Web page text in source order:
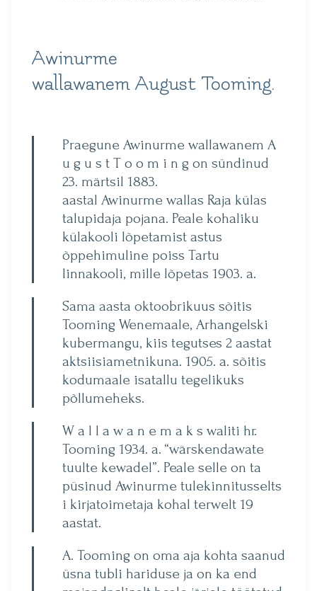
Awinurme
wallawanem August Tooming.
Praegune Awinurme wallawanem A
u g u s t T o o m i n g on sündinud
23. märtsil 1883.
aastal Awinurme wallas Raja külas
talupidaja pojana. Peale kohaliku
külakooli lõpetamist astus
õppehimuline poiss Tartu
linnakooli, mille lõpetas 1903. a.
Sama aasta oktoobrikuus sõitis
Tooming Wenemaale, Arhangelski
kubermangu, kiis tegutses 2 aastat
aktsiisiametnikuna. 1905. a. sõitis
kodumaale isatallu tegelikuks
põllumeheks.
W a l l a w a n e m a k s waliti hr.
Tooming 1934. a. “wärskendawate
tuulte kewadel”. Peale selle on ta
püsinud Awinurme tulekinnitusselts
i kirjatoimetaja kohal terwelt 19
aastat.
A. Tooming on oma aja kohta saanud
üsna tubli hariduse ja on ka end